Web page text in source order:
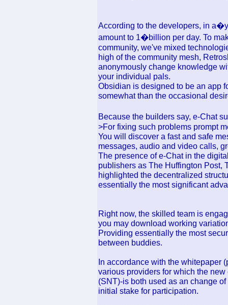
According to the developers, in
amount to 1�billion per day. To
community, we've mixed
high of the community mesh,
anonymously change knowledge
your individual pals.
Obsidian is designed to be an app
somewhat than the occasional
Because the builders say, e-Chat
>For fixing such problems prompt
You will discover a fast and safe
messages, audio and video calls,
The presence of e-Chat in the
publishers as The Huffington Post,
highlighted the decentralized
essentially the most significant
Right now, the skilled team is
you may download working
Providing essentially the most
between buddies.
In accordance with the whitepaper
various providers for which the
(SNT)-is both used as an change
initial stake for participation.